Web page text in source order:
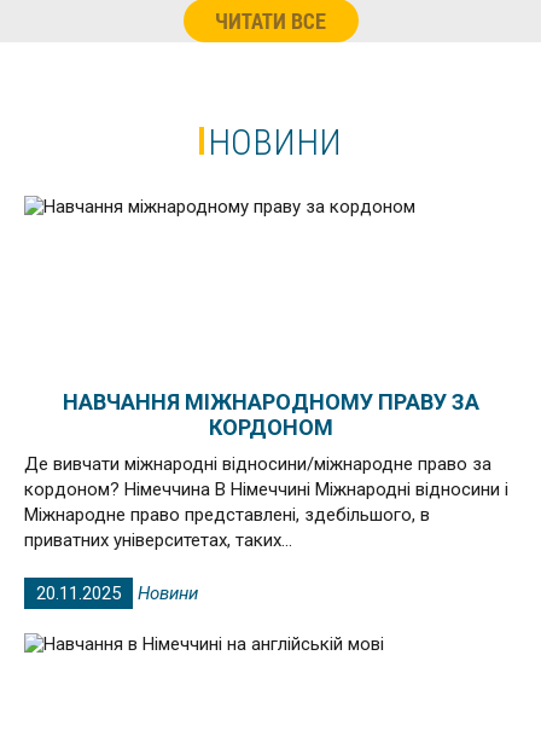
ЧИТАТИ ВСЕ
НОВИНИ
НАВЧАННЯ МІЖНАРОДНОМУ ПРАВУ ЗА
КОРДОНОМ
Де вивчати міжнародні відносини/міжнародне право за
кордоном? Німеччина В Німеччині Міжнародні відносини і
Міжнародне право представлені, здебільшого, в
приватних університетах, таких...
20.11.2025 Новини